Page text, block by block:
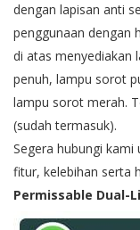
dengan lapisan anti
penggunaan dengan
di atas menyediakan
penuh, lampu sorot
lampu sorot merah.
(sudah termasuk).
Segera hubungi
fitur, kelebihan serta
Permissable Dual-